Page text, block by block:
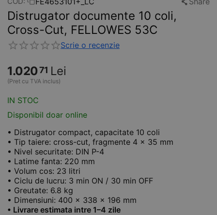
Distrugator documente 10 coli,
Cross-Cut, FELLOWES 53C
Scrie o recenzie
1.02071 Lei
(Pret cu TVA inclus)
IN STOC
Disponibil doar online
• Distrugator compact, capacitate 10 coli
• Tip taiere: cross-cut, fragmente 4 x 35 mm
• Nivel securitate: DIN P-4
• Latime fanta: 220 mm
• Volum cos: 23 litri
• Ciclu de lucru: 3 min ON / 30 min OFF
• Greutate: 6.8 kg
• Dimensiuni: 400 x 338 x 196 mm
• Livrare estimata intre 1–4 zile